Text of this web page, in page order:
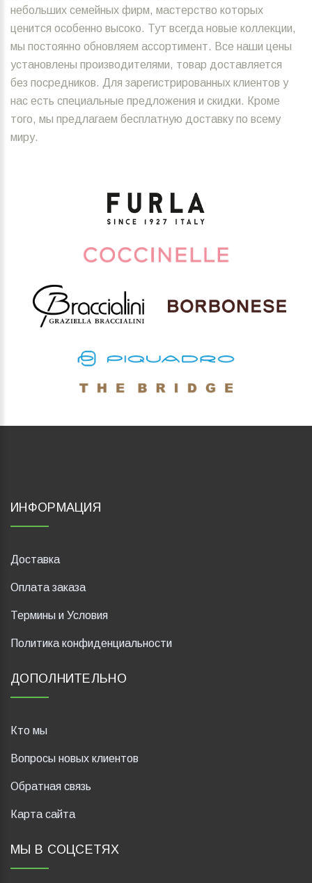
небольших семейных фирм, мастерство которых
ценится особенно высоко. Тут всегда новые коллекции,
мы постоянно обновляем ассортимент. Все наши цены
установлены производителями, товар доставляется
без посредников. Для зарегистрированных клиентов у
нас есть специальные предложения и скидки. Кроме
того, мы предлагаем бесплатную доставку по всему
миру.
ИНФОРМАЦИЯ
Доставка
Оплата заказа
Термины и Условия
Политика конфиденциальности
ДОПОЛНИТЕЛЬНО
Кто мы
Вопросы новых клиентов
Обратная связь
Карта сайта
МЫ В СОЦСЕТЯХ